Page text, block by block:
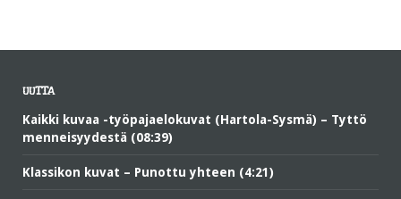
UUTTA
Kaikki kuvaa -työpajaelokuvat (Hartola-Sysmä) – Tyttö
menneisyydestä (08:39)
Klassikon kuvat – Punottu yhteen (4:21)